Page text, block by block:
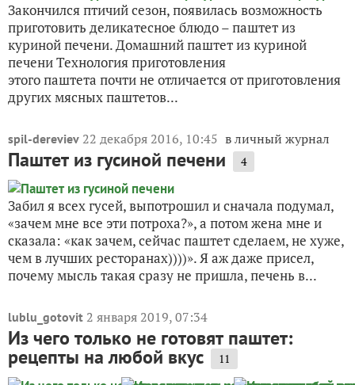
Закончился птичий сезон, появилась возможность
приготовить деликатесное блюдо – паштет из
куриной печени. Домашний паштет из куриной
печени Технология приготовления
этого паштета почти не отличается от приготовления
других мясных паштетов...
spil-dereviev 22 декабря 2016, 10:45 в личный журнал
Паштет из гусиной печени 4
Забил я всех гусей, выпотрошил и сначала подумал,
«зачем мне все эти потроха?», а потом жена мне и
сказала: «как зачем, сейчас паштет сделаем, не хуже,
чем в лучших ресторанах))))». Я аж даже присел,
почему мысль такая сразу не пришла, печень в...
lublu_gotovit 2 января 2019, 07:34
Из чего только не готовят паштет:
рецепты на любой вкус 11